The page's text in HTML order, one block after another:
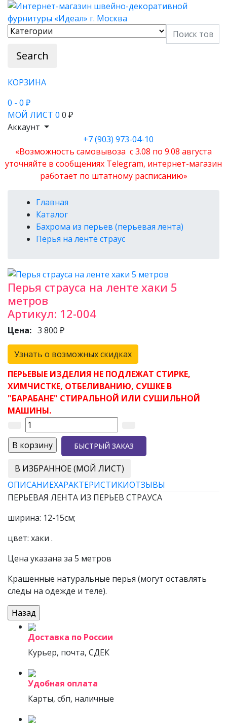
Search
КОРЗИНА
0 - 0 ₽
МОЙ ЛИСТ 0 0 ₽
Аккаунт
+7 (903) 973-04-10
«Возможность самовывоза с 3.08 по 9.08 августа
уточняйте в сообщениях Telegram, интернет-магазин
работает по штатному расписанию»
Главная
Каталог
Бахрома из перьев (перьевая лента)
Перья на ленте страус
Перья страуса на ленте хаки 5
метров
Артикул: 12-004
Цена: 3 800 ₽
Узнать о возможных скидках
ПЕРЬЕВЫЕ ИЗДЕЛИЯ НЕ ПОДЛЕЖАТ СТИРКЕ,
ХИМЧИСТКЕ, ОТБЕЛИВАНИЮ, СУШКЕ В
"БАРАБАНЕ" СТИРАЛЬНОЙ ИЛИ СУШИЛЬНОЙ
МАШИНЫ.
БЫСТРЫЙ ЗАКАЗ
В ИЗБРАННОЕ (МОЙ ЛИСТ)
ОПИСАНИЕХАРАКТЕРИСТИКИОТЗЫВЫ
ПЕРЬЕВАЯ ЛЕНТА ИЗ ПЕРЬЕВ СТРАУСА
ширина: 12-15см;
цвет: хаки .
Цена указана за 5 метров
Крашенные натуральные перья (могут оставлять
следы на одежде и теле).
Доставка по России
Курьер, почта, СДЕК
Удобная оплата
Карты, сбп, наличные